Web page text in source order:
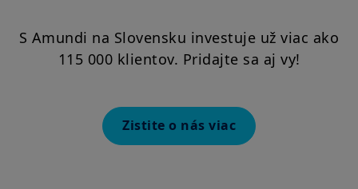
S Amundi na Slovensku investuje už viac ako
115 000 klientov. Pridajte sa aj vy!
Zistite o nás viac